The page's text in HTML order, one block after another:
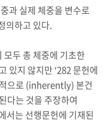
과 실제 체중을 변수로
의하고 있다.
모두 총 체중에 기초한
있지 않지만 ‘282 문헌에
으로 (inherently) 본건
다는 것을 주장하여
서는 선행문헌에 기재된